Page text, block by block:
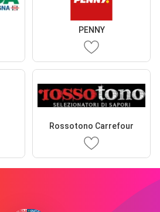
PENNY
Rossotono Carrefour